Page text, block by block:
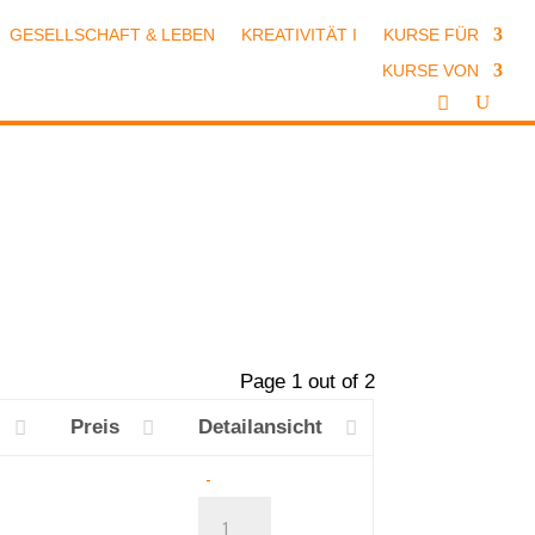
GESELLSCHAFT & LEBEN KREATIVITÄT I
KURSE FÜR
KURSE VON
Page 1 out of 2
Preis Detailansicht
Adventsfeier
-